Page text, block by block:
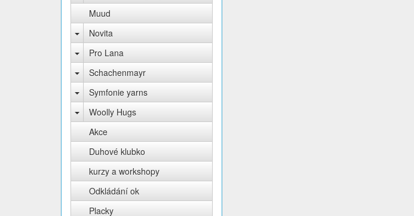
Muud
Novita
Pro Lana
Schachenmayr
Symfonie yarns
Woolly Hugs
Akce
Duhové klubko
kurzy a workshopy
Odkládání ok
Placky